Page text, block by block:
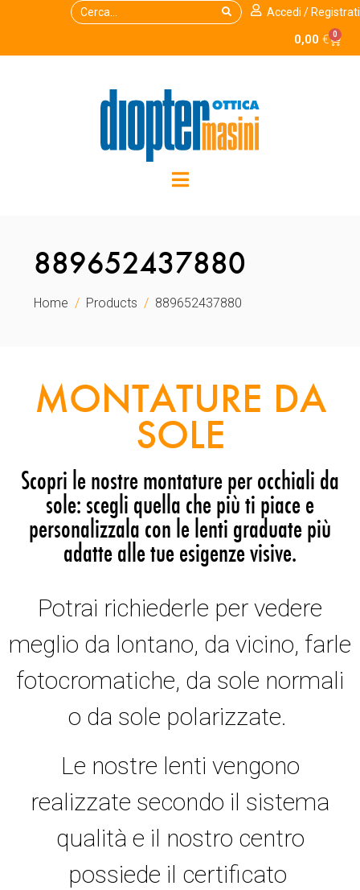
Accedi / Registrati
0,00 € 0
889652437880
Home Products 889652437880
MONTATURE DA
SOLE
Scopri le nostre montature per occhiali da
sole: scegli quella che più ti piace e
personalizzala con le lenti graduate più
adatte alle tue esigenze visive.
Potrai richiederle per vedere
meglio da lontano, da vicino, farle
fotocromatiche, da sole normali
o da sole polarizzate.
Le nostre lenti vengono
realizzate secondo il sistema
qualità e il nostro centro
possiede il certificato